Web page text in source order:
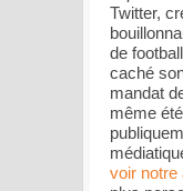
Twitter,
de
caché
mandat
même
voir notre